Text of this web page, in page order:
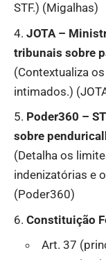
STF.) (Migalhas)
JOTA –
tribunais sobre
(Contextualiza
intimados.) (
Poder360 –
sobre
(Detalha os
indenizatórias e
(Poder360)
Constituição
Art. 37